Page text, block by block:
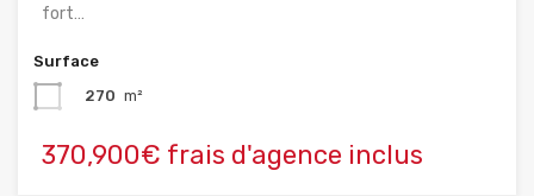
fort…
Surface
270 m²
370,900€ frais d'agence inclus